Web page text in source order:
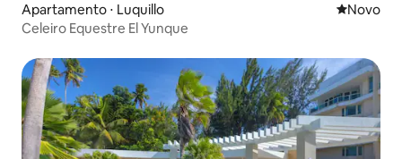
Apartamento ⋅ Luquillo Novo
Novo
Celeiro Equestre El Yunque